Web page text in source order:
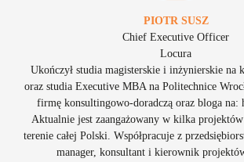
PIOTR SUSZ
Chief Executive Officer
Locura
Ukończył studia magisterskie i inżynierskie na
oraz studia Executive MBA na Politechnice
firmę konsultingowo-doradczą oraz bloga na:
Aktualnie jest zaangażowany w kilka
terenie całej Polski. Współpracuje z
manager, konsultant i kierownik